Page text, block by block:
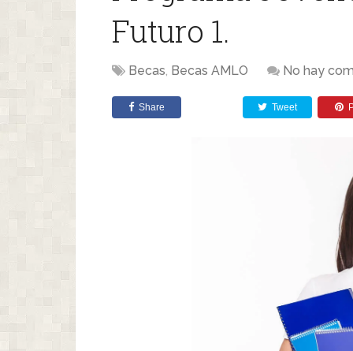
Futuro 1.
Becas, Becas AMLO No hay
Share Tweet